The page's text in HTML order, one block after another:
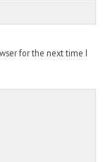
for the next time I